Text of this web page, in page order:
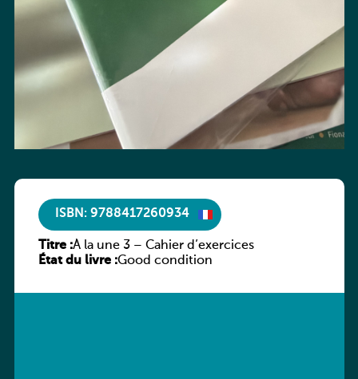
ISBN: 9788417260934
Titre :À la une 3 – Cahier d’exercices
État du livre :Good condition